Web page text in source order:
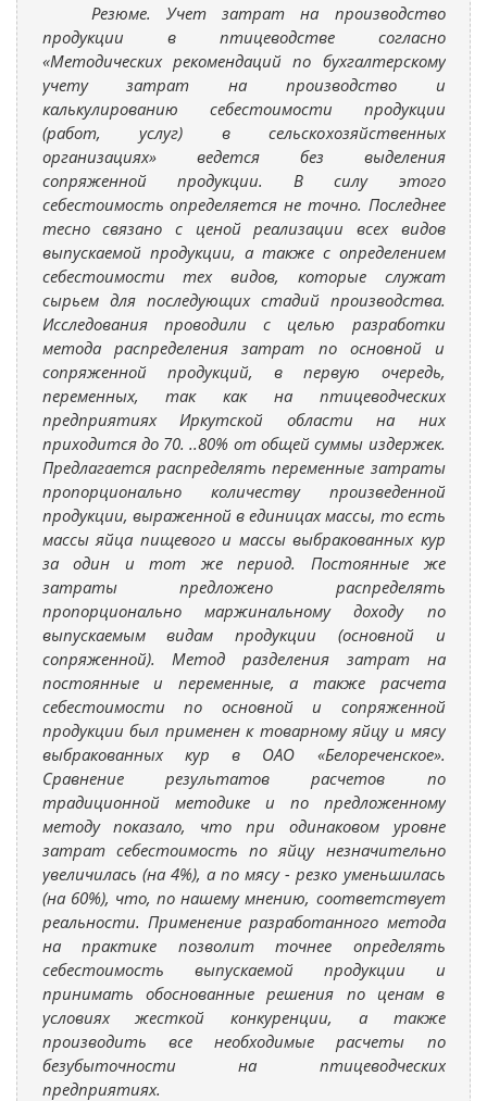
Резюме. Учет затрат на производство
продукции в птицеводстве согласно
«Методических рекомендаций по бухгалтерскому
учету затрат на производство и
калькулированию себестоимости продукции
(работ, услуг) в сельскохозяйственных
организациях» ведется без выделения
сопряженной продукции. В силу этого
себестоимость определяется не точно. Последнее
тесно связано с ценой реализации всех видов
выпускаемой продукции, а также с определением
себестоимости тех видов, которые служат
сырьем для последующих стадий производства.
Исследования проводили с целью разработки
метода распределения затрат по основной и
сопряженной продукций, в первую очередь,
переменных, так как на птицеводческих
предприятиях Иркутской области на них
приходится до 70. ..80% от общей суммы издержек.
Предлагается распределять переменные затраты
пропорционально количеству произведенной
продукции, выраженной в единицах массы, то есть
массы яйца пищевого и массы выбракованных кур
за один и тот же период. Постоянные же
затраты предложено распределять
пропорционально маржинальному доходу по
выпускаемым видам продукции (основной и
сопряженной). Метод разделения затрат на
постоянные и переменные, а также расчета
себестоимости по основной и сопряженной
продукции был применен к товарному яйцу и мясу
выбракованных кур в ОАО «Белореченское».
Сравнение результатов расчетов по
традиционной методике и по предложенному
методу показало, что при одинаковом уровне
затрат себестоимость по яйцу незначительно
увеличилась (на 4%), а по мясу - резко уменьшилась
(на 60%), что, по нашему мнению, соответствует
реальности. Применение разработанного метода
на практике позволит точнее определять
себестоимость выпускаемой продукции и
принимать обоснованные решения по ценам в
условиях жесткой конкуренции, а также
производить все необходимые расчеты по
безубыточности на птицеводческих
предприятиях.